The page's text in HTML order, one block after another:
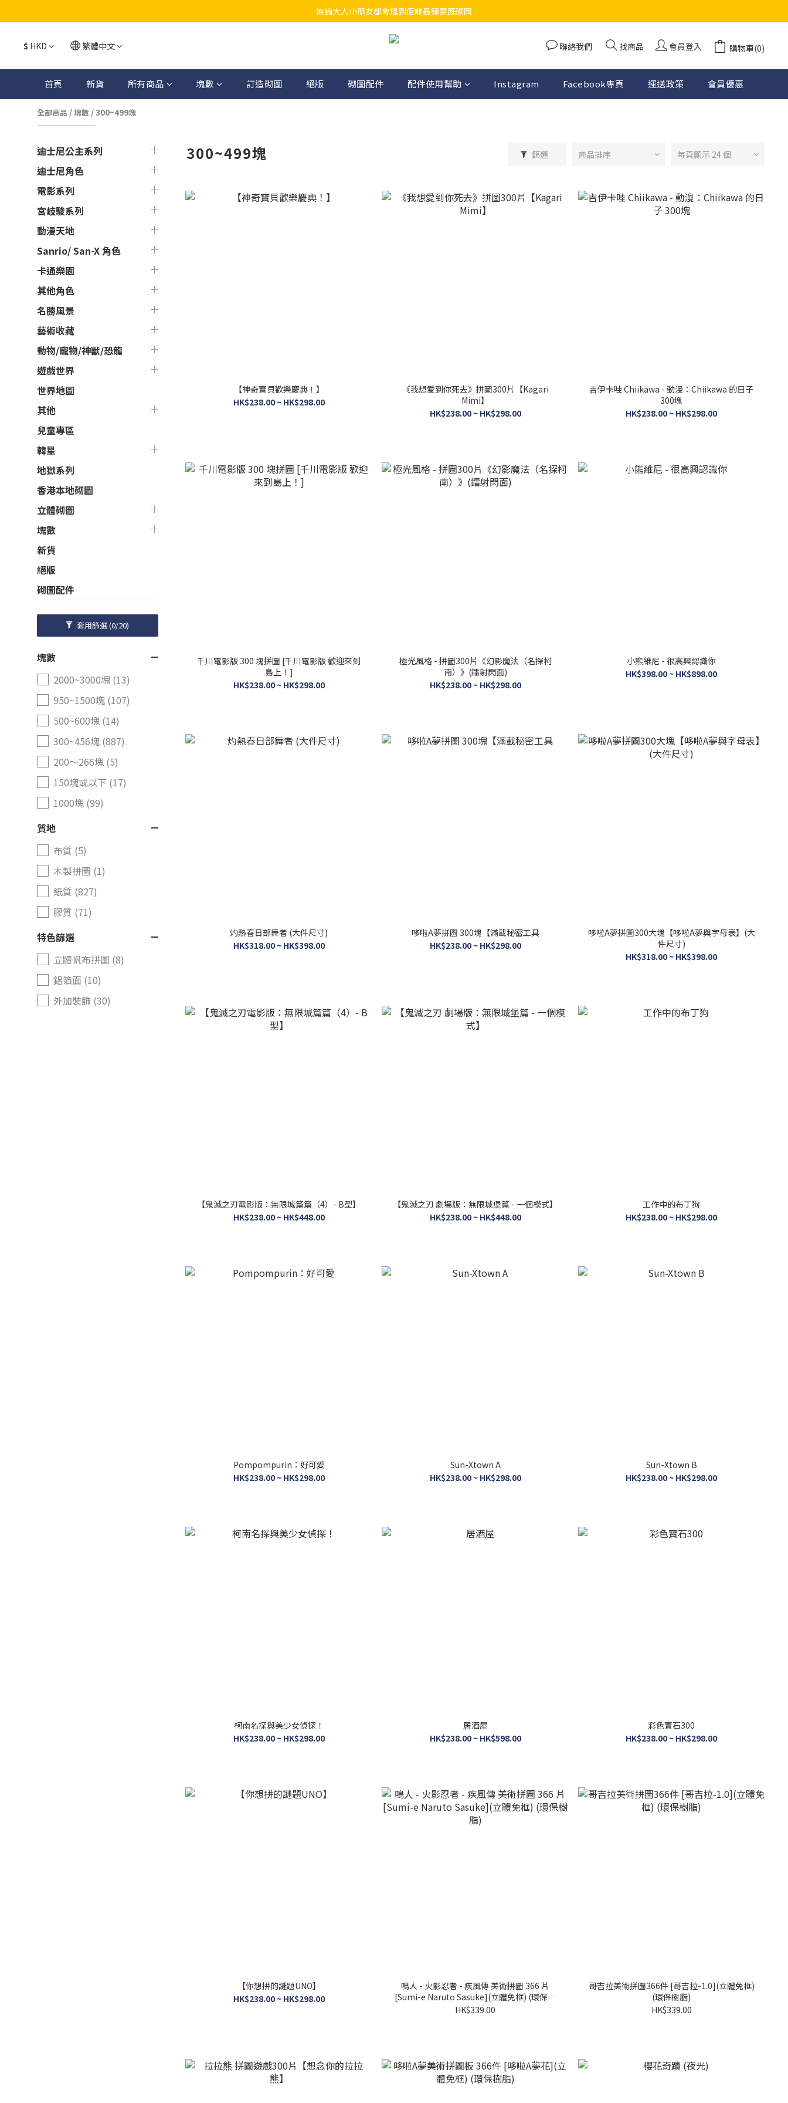
江帆天楊砌圖
無論大人小朋友都會搵到佢哋最鐘意既砌圖
江帆天楊砌圖
$ HKD 繁體中文 聯絡我們 找商品 會員登入 購物車(0)
首頁 新貨 所有商品 塊數 訂造砌圖 絕版 砌圖配件 配件使用幫助 Instagram Facebook專頁 運送政策 會員優惠
全部商品 /塊數 /300~499塊
迪士尼公主系列
迪士尼角色
電影系列
宮岐駿系列
動漫天地
Sanrio/ San-X 角色
卡通樂園
其他角色
名勝風景
藝術收藏
動物/寵物/神獸/恐龍
遊戲世界
世界地圖
其他
兒童專區
韓星
地獄系列
香港本地砌圖
立體砌圖
塊數
新貨
絕版
砌圖配件
套用篩選(0/20)
塊數
2000~3000塊 (13)
950~1500塊 (107)
500~600塊 (14)
300~456塊 (887)
200～266塊 (5)
150塊或以下 (17)
1000塊 (99)
質地
布質 (5)
木製拼圖 (1)
紙質 (827)
膠質 (71)
特色篩選
立體帆布拼圖 (8)
鋁箔面 (10)
外加裝飾 (30)
300~499塊 篩選 商品排序 每頁顯示 24 個
【神奇寶貝歡樂慶典！】
HK$238.00 ~ HK$298.00
《我想愛到你死去》拼圖300片【Kagari
Mimi】
HK$238.00 ~ HK$298.00
吉伊卡哇 Chiikawa - 動漫：Chiikawa 的日子
300塊
HK$238.00 ~ HK$298.00
千川電影版 300 塊拼圖 [千川電影版 歡迎來到
島上！]
HK$238.00 ~ HK$298.00
極光風格 - 拼圖300片《幻影魔法（名探柯
南）》(鐳射閃面)
HK$238.00 ~ HK$298.00
小熊維尼 - 很高興認識你
HK$398.00 ~ HK$898.00
灼熱春日部舞者 (大件尺寸)
HK$318.00 ~ HK$398.00
哆啦A夢拼圖 300塊【滿載秘密工具
HK$238.00 ~ HK$298.00
哆啦A夢拼圖300大塊【哆啦A夢與字母表】(大
件尺寸)
HK$318.00 ~ HK$398.00
【鬼滅之刃電影版：無限城篇篇（4）- B型】
HK$238.00 ~ HK$448.00
【鬼滅之刃 劇場版：無限城堡篇 - 一個模式】
HK$238.00 ~ HK$448.00
工作中的布丁狗
HK$238.00 ~ HK$298.00
Pompompurin：好可愛
HK$238.00 ~ HK$298.00
Sun-Xtown A
HK$238.00 ~ HK$298.00
Sun-Xtown B
HK$238.00 ~ HK$298.00
柯南名探與美少女偵探！
HK$238.00 ~ HK$298.00
居酒屋
HK$238.00 ~ HK$598.00
彩色寶石300
HK$238.00 ~ HK$298.00
【你想拼的謎題UNO】
HK$238.00 ~ HK$298.00
鳴人 - 火影忍者 - 疾風傳 美術拼圖 366 片
[Sumi-e Naruto Sasuke](立體免框) (環保樹
脂)
HK$339.00
哥吉拉美術拼圖366件 [哥吉拉-1.0](立體免框)
(環保樹脂)
HK$339.00